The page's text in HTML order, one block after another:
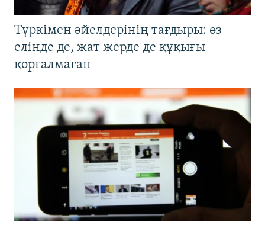
Түркімен әйелдерінің тағдыры: өз
елінде де, жат жерде де құқығы
қорғалмаған